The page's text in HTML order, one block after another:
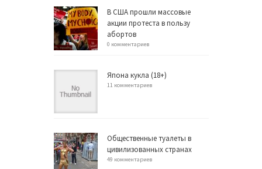
В США прошли массовые
акции протеста в пользу
абортов
0 комментариев
Япона кукла (18+)
11 комментариев
Общественные туалеты в
цивилизованных странах
49 комментариев